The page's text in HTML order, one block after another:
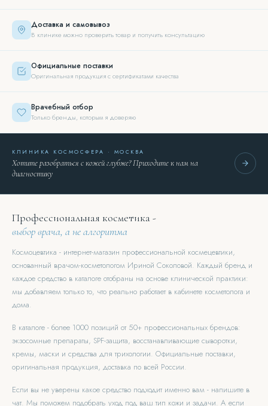
Доставка и самовывоз
В клинике можно проверить товар и получить консультацию
Официальные поставки
Оригинальная продукция с сертификатами качества
Врачебный отбор
Только бренды, которым я доверяю
КЛИНИКА КОСМОСФЕРА · МОСКВА
Хотите разобраться с кожей глубже? Приходите к нам на
диагностику
Профессиональная косметика -
выбор врача, а не алгоритма
Космоцевтика - интернет-магазин профессиональной космецевтики,
основанный врачом-косметологом Ириной Соколовой. Каждый бренд и
каждое средство в каталоге отобраны на основе клинической практики:
мы добавляем только то, что реально работает в кабинете косметолога и
дома.
В каталоге - более 1000 позиций от 50+ профессиональных брендов:
экзосомные препараты, SPF-защита, восстанавливающие сыворотки,
кремы, маски и средства для трихологии. Официальные поставки,
оригинальная продукция, доставка по всей России.
Если вы не уверены какое средство подходит именно вам - напишите в
чат. Мы поможем подобрать уход под ваш тип кожи и задачи. А если